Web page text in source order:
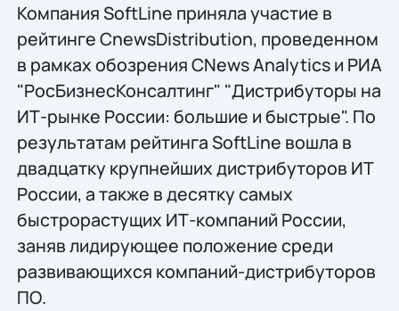
Компания SoftLine приняла участие в
рейтинге CnewsDistribution, проведенном
в рамках обозрения CNews Analytics и РИА
"РосБизнесКонсалтинг" "Дистрибуторы на
ИТ-рынке России: большие и быстрые". По
результатам рейтинга SoftLine вошла в
двадцатку крупнейших дистрибуторов ИТ
России, а также в десятку самых
быстрорастущих ИТ-компаний России,
заняв лидирующее положение среди
развивающихся компаний-дистрибуторов
ПО.